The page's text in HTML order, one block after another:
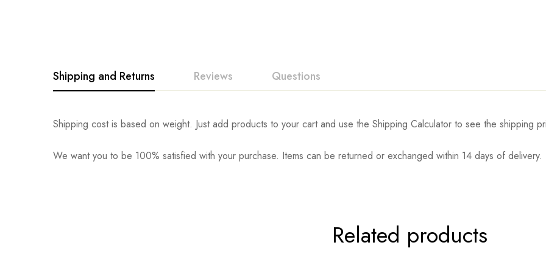
Shipping and Returns Reviews Questions
Shipping cost is based on weight. Just add products to your cart and use the Shipping Calculator to see the shipping
We want you to be 100% satisfied with your purchase. Items can be returned or exchanged within 14 days of delivery.
Related products